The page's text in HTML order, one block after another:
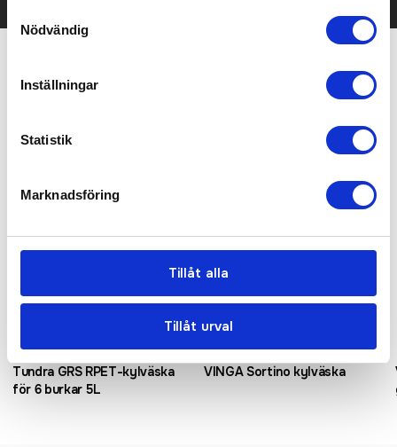
Nödvändig
Inställningar
Statistik
Marknadsföring
Tillåt alla
Tillåt urval
Relaterade produkter
Bästsäljare
Tundra GRS RPET-kylväska
för 6 burkar 5L
VINGA Sortino kylväska